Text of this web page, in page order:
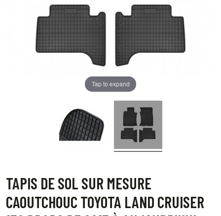
Tap to expand
TAPIS DE SOL SUR MESURE
CAOUTCHOUC TOYOTA LAND CRUISER